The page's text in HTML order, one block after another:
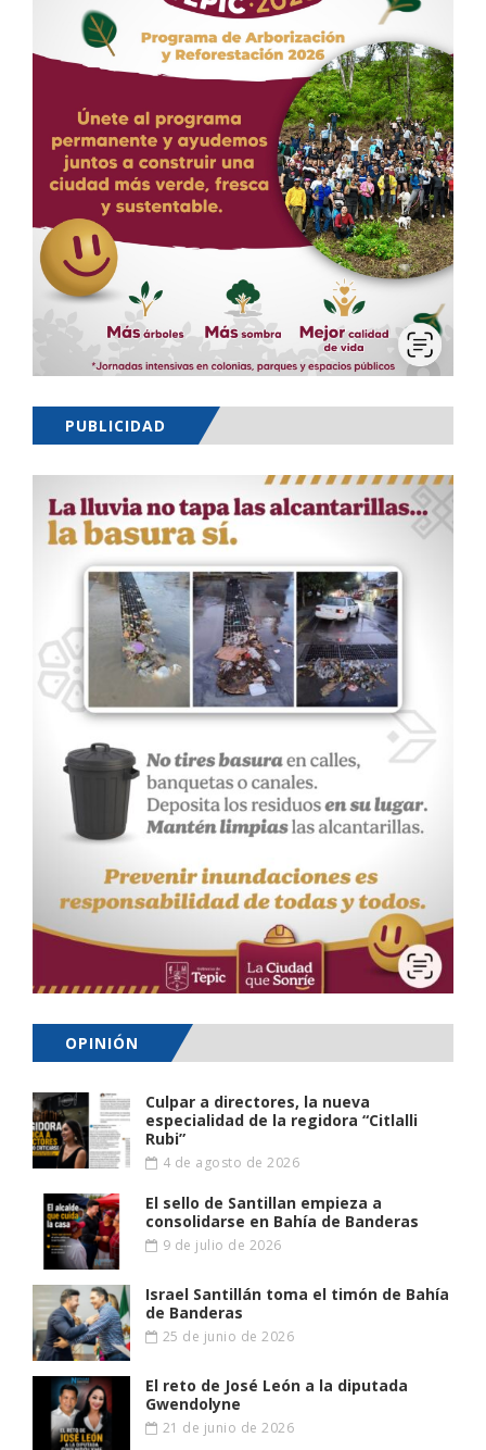
PUBLICIDAD
OPINIÓN
Culpar a directores, la nueva
especialidad de la regidora “Citlalli
Rubi”
4 de agosto de 2026
El sello de Santillan empieza a
consolidarse en Bahía de Banderas
9 de julio de 2026
Israel Santillán toma el timón de Bahía
de Banderas
25 de junio de 2026
El reto de José León a la diputada
Gwendolyne
21 de junio de 2026